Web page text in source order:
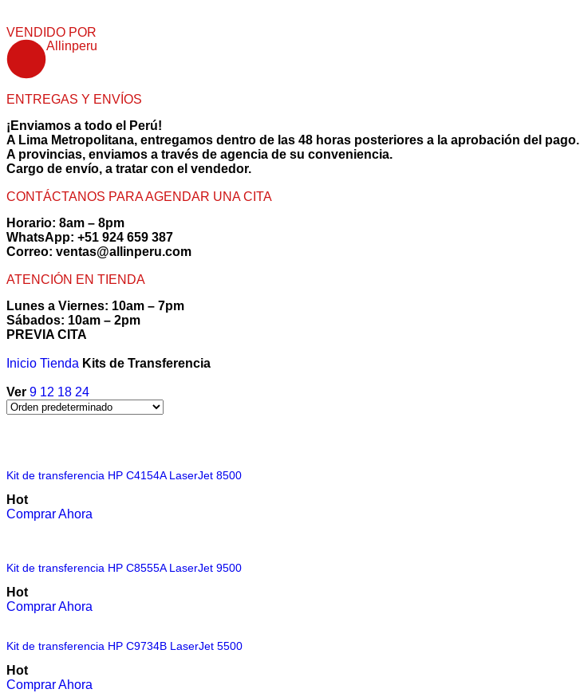
VENDIDO POR
Allinperu
ENTREGAS Y ENVÍOS
¡Enviamos a todo el Perú!
A Lima Metropolitana, entregamos dentro de las 48 horas posteriores a la aprobación del pago.
A provincias, enviamos a través de agencia de su conveniencia.
Cargo de envío, a tratar con el vendedor.
CONTÁCTANOS PARA AGENDAR UNA CITA
Horario: 8am – 8pm
WhatsApp: +51 924 659 387
Correo: ventas@allinperu.com
ATENCIÓN EN TIENDA
Lunes a Viernes: 10am – 7pm
Sábados: 10am – 2pm
PREVIA CITA
Inicio Tienda Kits de Transferencia
Ver 9 12 18 24
Kit de transferencia HP C4154A LaserJet 8500
Hot
Comprar Ahora
Kit de transferencia HP C8555A LaserJet 9500
Hot
Comprar Ahora
Kit de transferencia HP C9734B LaserJet 5500
Hot
Comprar Ahora